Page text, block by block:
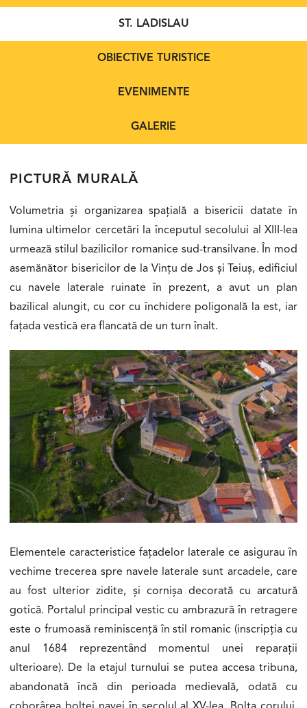
ST. LADISLAU
OBIECTIVE TURISTICE
EVENIMENTE
GALERIE
PICTURĂ MURALĂ
Volumetria și organizarea spațială a bisericii datate în
lumina ultimelor cercetări la începutul secolului al XIII-lea
urmează stilul bazilicilor romanice sud-transilvane. În mod
asemănător bisericilor de la Vințu de Jos și Teiuș, edificiul
cu navele laterale ruinate în prezent, a avut un plan
bazilical alungit, cu cor cu închidere poligonală la est, iar
fațada vestică era flancată de un turn înalt.
Elementele caracteristice fațadelor laterale ce asigurau în
vechime trecerea spre navele laterale sunt arcadele, care
au fost ulterior zidite, și cornișa decorată cu arcatură
gotică. Portalul principal vestic cu ambrazură în retragere
este o frumoasă reminiscență în stil romanic (inscripția cu
anul 1684 reprezentând momentul unei reparații
ulterioare). De la etajul turnului se putea accesa tribuna,
abandonată încă din perioada medievală, odată cu